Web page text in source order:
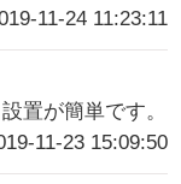
11-24 11:23:11
置が簡単です。
11-23 15:09:50